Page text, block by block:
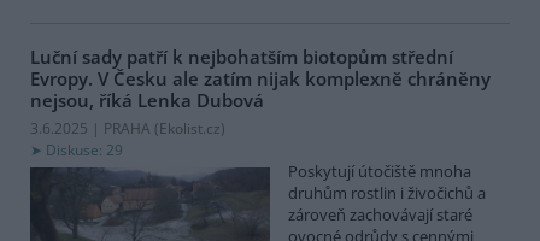
Luční sady patří k nejbohatším biotopům střední
Evropy. V Česku ale zatím nijak komplexně chráněny
nejsou, říká Lenka Dubová
3.6.2025 | PRAHA (Ekolist.cz)
Diskuse: 29
Poskytují útočiště mnoha
druhům rostlin i živočichů a
zároveň zachovávají staré
ovocné odrůdy s cennými